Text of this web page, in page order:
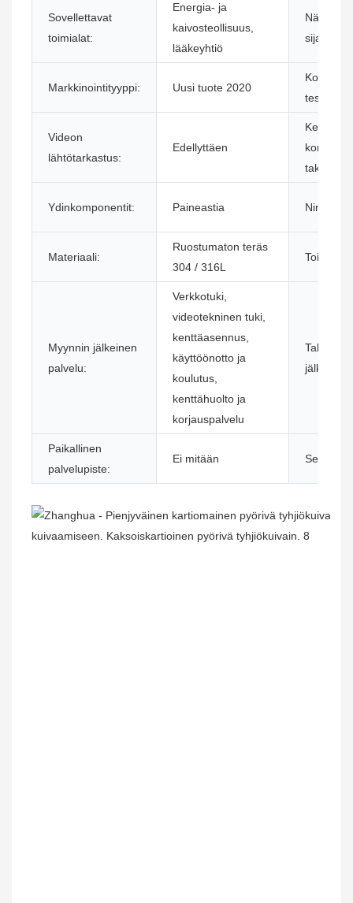
Sovellettavat
toimialat:
Energia- ja
kaivosteollisuus,
lääkeyhtiö
sijainti:
Markkinointityyppi: Uusi tuote 2020
Koneen
Videon
lähtötarkastus:
Edellyttäen
takuu:
Ydinkomponentit: Paineastia Nimi:
Materiaali:
Ruostumaton teräs
304 / 316L
Toiminto:
Myynnin jälkeinen
palvelu:
Verkkotuki,
videotekninen tuki,
kenttäasennus,
käyttöönotto ja
koulutus,
kenttähuolto ja
korjauspalvelu
jälkeen:
Paikallinen
palvelupiste:
Ei mitään